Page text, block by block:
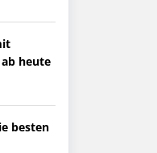
heute
besten